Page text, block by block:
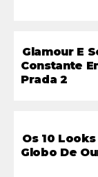
Glamour E
Constante
Prada 2
Os 10
Globo De